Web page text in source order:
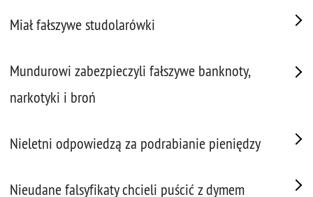
Miał fałszywe studolarówki
Mundurowi zabezpieczyli fałszywe banknoty,
narkotyki i broń
Nieletni odpowiedzą za podrabianie pieniędzy
Nieudane falsyfikaty chcieli puścić z dymem